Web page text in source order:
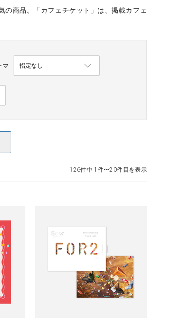
の商品。「カフェチケット」は、掲載カフェ
マ
126件中 1件〜20件目を表示